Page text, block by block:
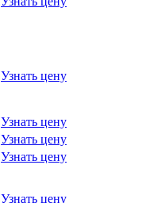
Узнать цену
Узнать цену
Узнать цену
Узнать цену
Узнать цену